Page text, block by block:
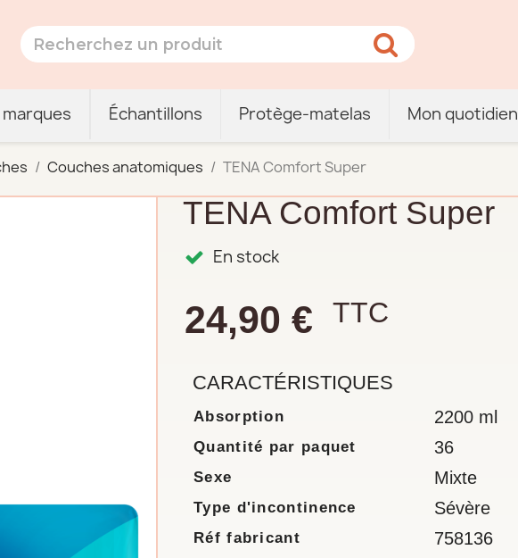
marques Échantillons Protège-matelas Mon quotidien
Couches anatomiques TENA Comfort Super
TENA Comfort Super
En stock
24,90 € TTC
CARACTÉRISTIQUES
Absorption 2200 ml
Quantité par paquet 36
Sexe Mixte
Type d'incontinence Sévère
Réf fabricant 758136